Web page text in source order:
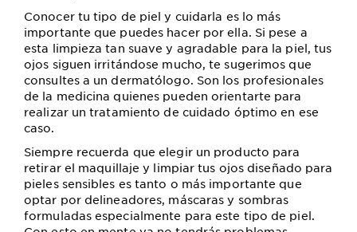
Conocer tu tipo de piel y cuidarla es lo más
importante que puedes hacer por ella. Si pese a
esta limpieza tan suave y agradable para la piel, tus
ojos siguen irritándose mucho, te sugerimos que
consultes a un dermatólogo. Son los profesionales
de la medicina quienes pueden orientarte para
realizar un tratamiento de cuidado óptimo en ese
caso.
Siempre recuerda que elegir un producto para
retirar el maquillaje y limpiar tus ojos diseñado para
pieles sensibles es tanto o más importante que
optar por delineadores, máscaras y sombras
formuladas especialmente para este tipo de piel.